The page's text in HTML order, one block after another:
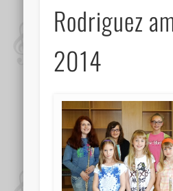
Rodriguez
2014